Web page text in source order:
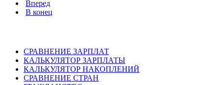
Вперед
В конец
СРАВНЕНИЕ ЗАРПЛАТ
КАЛЬКУЛЯТОР ЗАРПЛАТЫ
КАЛЬКУЛЯТОР НАКОПЛЕНИЙ
СРАВНЕНИЕ СТРАН